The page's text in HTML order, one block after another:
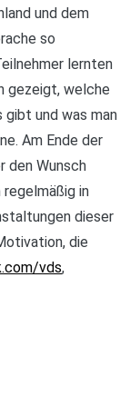
und dem
so
lernten
gezeigt, welche
und was man
Am Ende der
den Wunsch
in
dieser
die
vds,